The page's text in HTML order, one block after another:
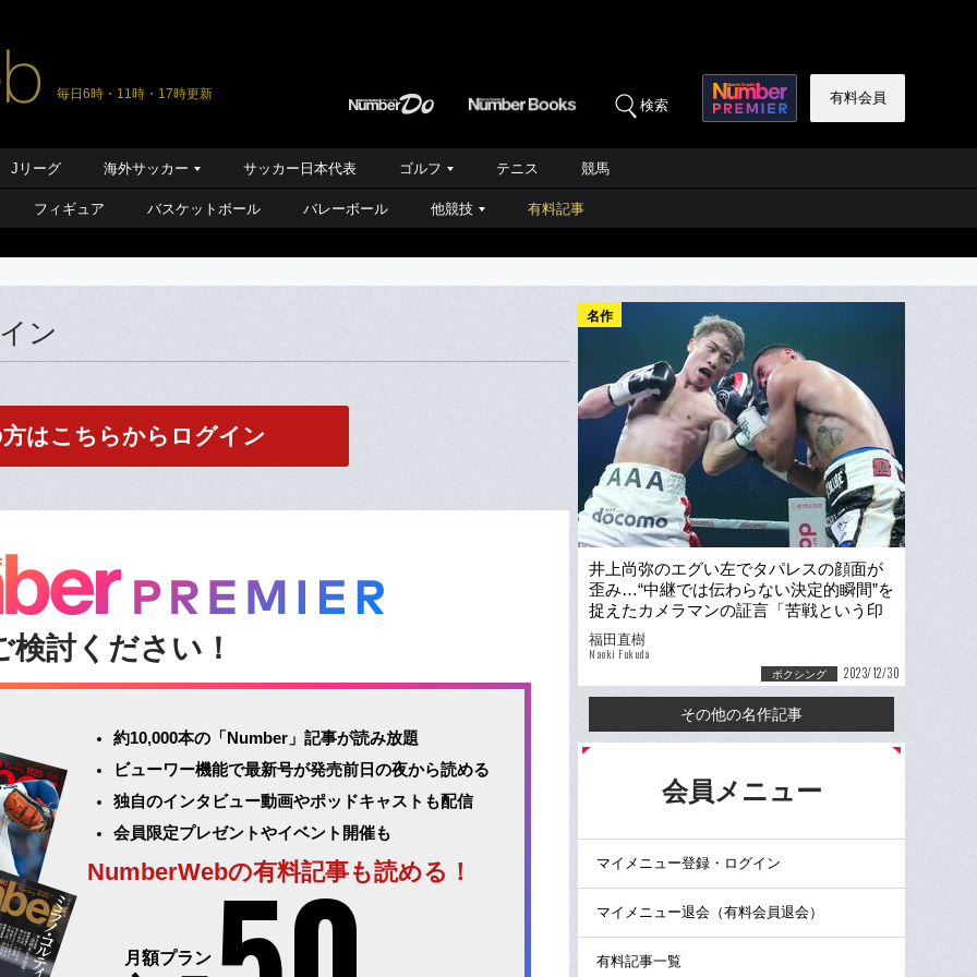
毎日6時・11時・17時更新
検索 有料会員
Jリーグ 海外サッカー サッカー日本代表 ゴルフ テニス 競馬
フィギュア バスケットボール バレーボール 他競技 有料記事
ン
はこちらからログイン
検討ください！
約10,000本の「Number」記事が読み放題
ビューワー機能で最新号が発売前日の夜から読める
独自のインタビュー動画やポッドキャストも配信
会員限定プレゼントやイベント開催も
NumberWebの有料記事も読める！
月額プラン
名作
井上尚弥のエグい左でタパレスの顔面が
歪み…“中継では伝わらない決定的瞬間”を
捉えたカメラマンの証言「苦戦という印
象はまったくない」
福田直樹
Naoki Fukuda
ボクシング 2023/12/30
その他の名作記事
会員メニュー
マイメニュー登録・ログイン
マイメニュー退会（有料会員退会）
有料記事一覧